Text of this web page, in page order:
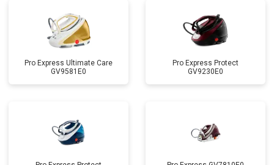
Pro Express Ultimate Care
GV9581E0
Pro Express Protect
GV9230E0